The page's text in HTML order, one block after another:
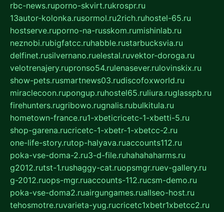
rbc-news.ruporno-skvirt.rukrospr.ru
13autor-kolonka.rusormol.ru2rich.ruhostel-65.ru
hostserve.ruporno-na-russkom.rumishinlab.ru
neznobi.rubigfatcc.ruhabble.rustarbucksvia.ru
delfinet.rusilvernano.ruelestal.ruvektor-doroga.ru
velotrenajery.rupronso54.rulenasever.rulovinskix.ru
show-pets.rusmartnews03.rudiscofoxworld.ru
miraclecoon.rupongup.ruhostel65.ruliura.ruglasspb.ru
firehunters.rugribowo.rugnalis.rubulkitula.ru
hometown-france.ru1-xbeticricetc-1-xbetti-5.ru
shop-garena.rucricetc-1-xbetr-1-xbetcc-2.ru
one-life-story.rutop-halyava.ruaccounts112.ru
poka-vse-doma-2.ru3-d-file.ruhahahaharms.ru
g2012.rutst-1.rushaggy-cat.ruopsmgr.ruev-gallery.ru
g-2012.ruops-mgr.ruaccounts-112.rucsm-demo.ru
poka-vse-doma2.ruairgungames.ruallseo-host.ru
tehosmotre.ruvarieta-yug.rucricetc1xbetr1xbetcc2.ru